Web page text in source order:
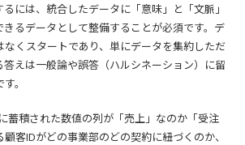
には、統合したデータに「意味」と「文脈」
きるデータとして整備することが必須です。デ
なくスタートであり、単にデータを集約しただ
答えは一般論や誤答（ハルシネーション）に留
。
蓄積された数値の列が「売上」なのか「受注
客IDがどの事業部のどの契約に紐づくのか、